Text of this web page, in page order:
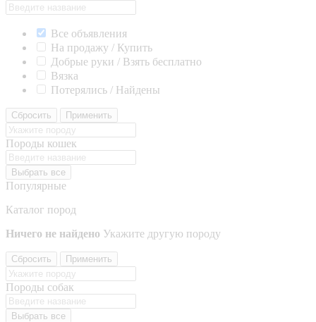
Все объявления
На продажу / Купить
Добрые руки / Взять бесплатно
Вязка
Потерялись / Найдены
Сбросить Применить
Породы кошек
Выбрать все
Популярные
Каталог пород
Ничего не найдено Укажите другую породу
Сбросить Применить
Породы собак
Выбрать все